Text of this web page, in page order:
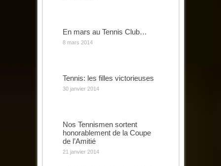
En mars au Tennis Club…
8 mars 2014
Tennis: les filles victorieuses
30 janvier 2014
Nos Tennismen sortent
honorablement de la Coupe
de l’Amitié
21 janvier 2014